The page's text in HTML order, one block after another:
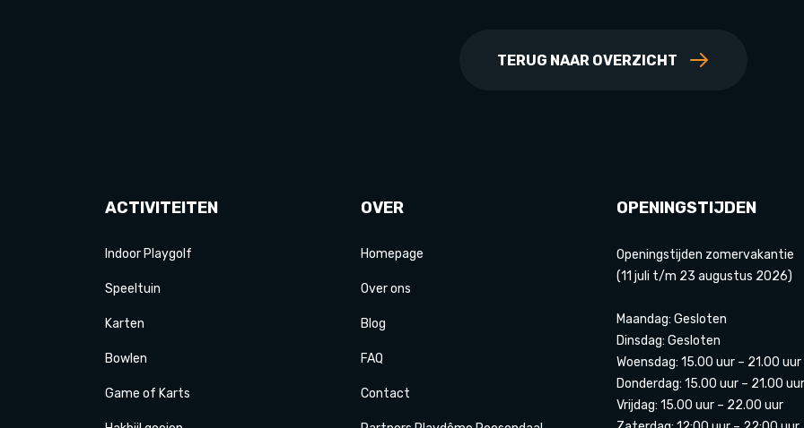
TERUG NAAR OVERZICHT
ACTIVITEITEN
Indoor Playgolf
Speeltuin
Karten
Bowlen
Game of Karts
OVER
Homepage
Over ons
Blog
FAQ
Contact
OPENINGSTIJDEN
Openingstijden zomervakantie
(11 juli t/m 23 augustus 2026)
Maandag: Gesloten
Dinsdag: Gesloten
Woensdag: 15.00 uur – 21.00 uur
Donderdag: 15.00 uur – 21.00 uur
Vrijdag: 15.00 uur – 22.00 uur